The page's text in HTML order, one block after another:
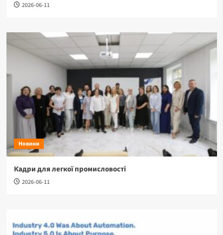
2026-06-11
Новини
Кадри для легкої промисловості
2026-06-11